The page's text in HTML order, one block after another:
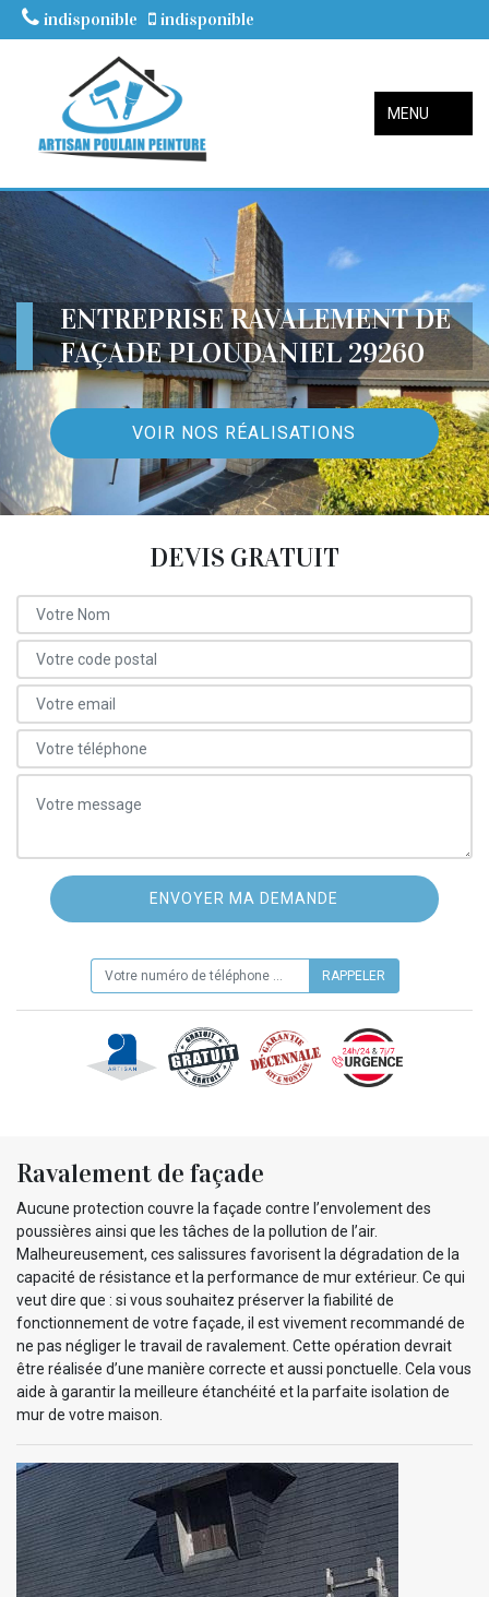
indisponible indisponible
MENU
ENTREPRISE RAVALEMENT DE
FAÇADE PLOUDANIEL 29260
VOIR NOS RÉALISATIONS
DEVIS GRATUIT
Ravalement de façade
Aucune protection couvre la façade contre l’envolement des
poussières ainsi que les tâches de la pollution de l’air.
Malheureusement, ces salissures favorisent la dégradation de la
capacité de résistance et la performance de mur extérieur. Ce qui
veut dire que : si vous souhaitez préserver la fiabilité de
fonctionnement de votre façade, il est vivement recommandé de
ne pas négliger le travail de ravalement. Cette opération devrait
être réalisée d’une manière correcte et aussi ponctuelle. Cela vous
aide à garantir la meilleure étanchéité et la parfaite isolation de
mur de votre maison.